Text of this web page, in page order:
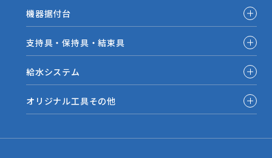
機器据付台
支持具・保持具・結束具
給水システム
オリジナル工具その他